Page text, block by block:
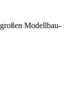
Modellbau-